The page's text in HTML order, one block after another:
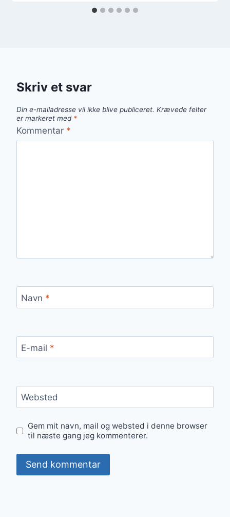
Skriv et svar
Din e-mailadresse vil ikke blive publiceret. Krævede felter
er markeret med *
Kommentar *
Navn *
E-mail *
Websted
Gem mit navn, mail og websted i denne browser
til næste gang jeg kommenterer.